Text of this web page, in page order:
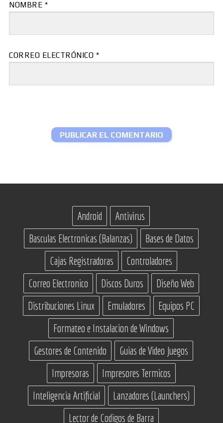
NOMBRE *
CORREO ELECTRÓNICO *
Android
Antivirus
Basculas Electronicas (Balanzas)
Bases de Datos
Cajas Registradoras
Controladores
Correo Electronico
Discos Duros
Diseño Web
Distribuciones Linux
Emuladores
Equipos PC
Formateo e Instalacion de Windows
Gestores de Contenido
Guias de Video Juegos
Impresoras
Impresores Termicos
Inteligencia Artificial
Lanzadores (Launchers)
Lector de Codigos de Barra